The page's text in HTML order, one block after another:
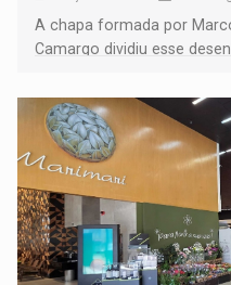
A chapa formada por
Camargo dividiu esse